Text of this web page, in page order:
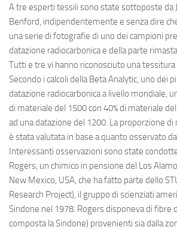
A tre esperti tessili sono state sottoposte da
Benford, indipendentemente e senza dire
una serie di fotografie di uno dei campioni
datazione radiocarbonica e della parte
Tutti e tre vi hanno riconosciuto una tessitura
Secondo i calcoli della Beta Analytic, uno dei
datazione radiocarbonica a livello mondiale,
di materiale del 1500 con 40% di materiale
ad una datazione del 1200. La proporzione
è stata valutata in base a quanto osservato
Interessanti osservazioni sono state
Rogers, un chimico in pensione del Los
New Mexico, USA, che ha fatto parte dello
Research Project), il gruppo di scienziati
Sindone nel 1978. Rogers disponeva di fibre
composta la Sindone) provenienti sia dalla